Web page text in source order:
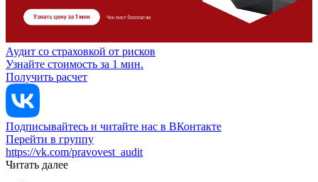
Аудит со страховкой от рисков
Узнайте стоимость за 1 мин.
Получить расчет
Подписывайтесь и читайте нас в ВКонтакте
Перейти в группу
https://vk.com/pravovest_audit
Читать далее